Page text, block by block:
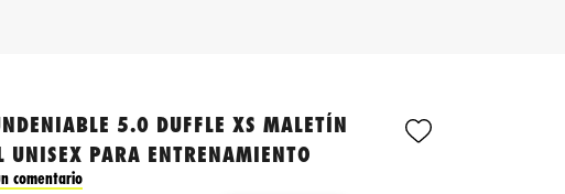
5.0 DUFFLE XS MALETÍN
UNISEX PARA ENTRENAMIENTO
comentario